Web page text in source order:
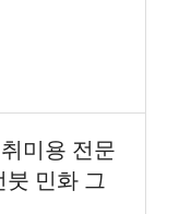
미용 전문
민화 그